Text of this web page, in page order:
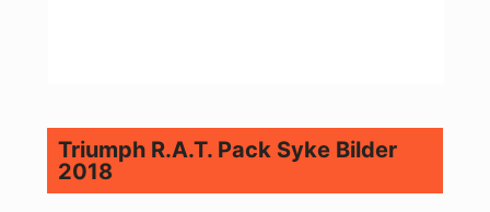
Triumph R.A.T. Pack Syke Bilder
2018